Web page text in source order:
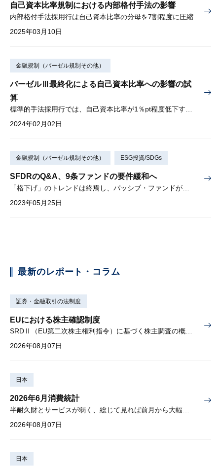
自己資本比率規制における内部格付手法の影響
内部格付手法採用行は自己資本比率の分母を7割程度に圧縮
2025年03月10日
金融規制（バーゼル規制その他）
バーゼルⅢ最終化による自己資本比率への影響の試
算
標準的手法採用行では、自己資本比率が1％pt程度低下する可能性
2024年02月02日
金融規制（バーゼル規制その他） ESG投資/SDGs
SFDRのQ&A、9条ファンドの要件緩和へ
2023年05月25日
最新のレポート・コラム
証券・金融取引の法制度
EUにおける株主確認制度
SRDⅡ（EU第二次株主権利指令）に基づく株主調査の概要と課題
2026年08月07日
日本
2026年6月消費統計
2026年08月07日
日本